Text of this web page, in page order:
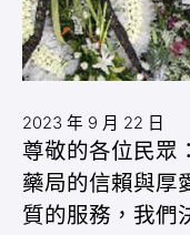
2023 年 9 月 22 日
尊敬的各位民眾
藥局的信賴與厚
質的服務，我們